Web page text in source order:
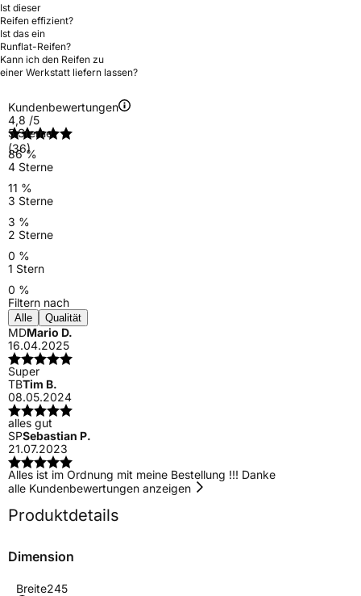
Ist dieser
Reifen effizient?
Ist das ein
Runflat-Reifen?
Kann ich den Reifen zu
einer Werkstatt liefern lassen?
Kundenbewertungen
4,8 /5
(36)
5 Sterne
86 %
4 Sterne
11 %
3 Sterne
3 %
2 Sterne
0 %
1 Stern
0 %
Filtern nach
Alle Qualität
MDMario D.
16.04.2025
Super
TBTim B.
08.05.2024
alles gut
SPSebastian P.
21.07.2023
Alles ist im Ordnung mit meine Bestellung !!! Danke
alle Kundenbewertungen anzeigen
Produktdetails
Dimension
Breite245